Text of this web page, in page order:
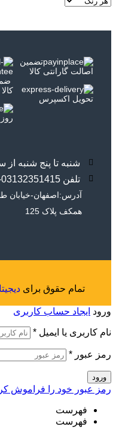
تضمین
اصالت گارانتی کالا
تحویل اکسپرس
کالا
شنبه تا پنج شنبه از ساعت
تلفن 03132351415-03132349532
آدرس:اصفهان-خیابان
همکف پلاک 125
تمام حقوق برای
ورود ایجاد حساب کاربری
نام کاربری یا ایمیل *
رمز عبور *
ورود
رمز عبور خود را فراموش
فهرست
فهرست